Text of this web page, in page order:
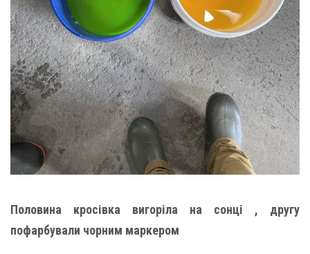
Половина кросівка вигоріла на сонці , другу
пофарбували чорним маркером